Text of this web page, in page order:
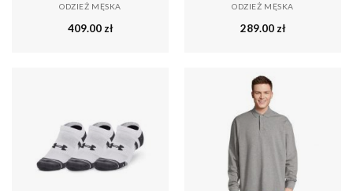
ODZIEŻ MĘSKA
409.00 zł
ODZIEŻ MĘSKA
289.00 zł